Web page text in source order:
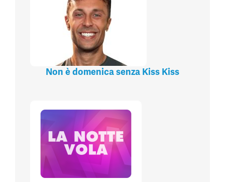
Non è domenica senza Kiss Kiss